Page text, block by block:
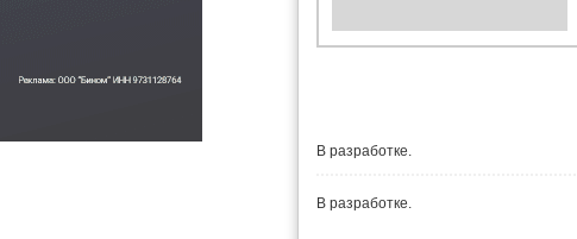
В разработке.
В разработке.